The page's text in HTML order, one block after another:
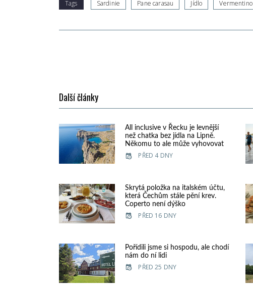
Tags Sardinie Pane carasau Jídlo Vermentino
Další články
All inclusive v Řecku je levnější
než chatka bez jídla na Lipně.
Někomu to ale může vyhovovat
PŘED 4 DNY
Skrytá položka na italském účtu,
která Čechům stále pění krev.
Coperto není dýško
PŘED 16 DNY
Pořídili jsme si hospodu, ale chodí
nám do ní lidi
PŘED 25 DNY